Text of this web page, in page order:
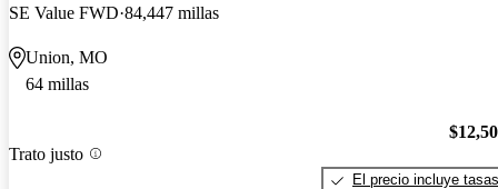
SE Value FWD 84,447 millas
Union, MO
64 millas
Trato justo
El precio incluye tasas